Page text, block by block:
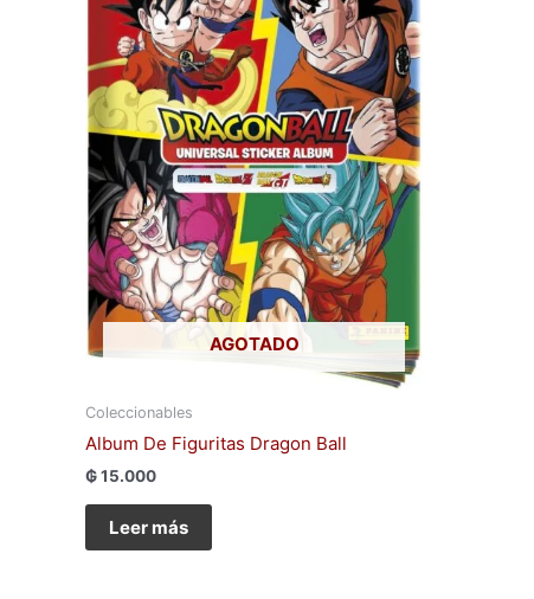
AGOTADO
Coleccionables
Album De Figuritas Dragon Ball
₲15.000
Leer más